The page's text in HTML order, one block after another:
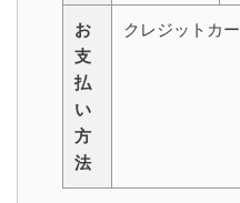
お
支
払
い
方
法
クレジットカ